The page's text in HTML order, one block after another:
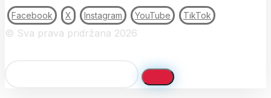
Facebook X Instagram YouTube TikTok
© Sva prava pridržana 2026